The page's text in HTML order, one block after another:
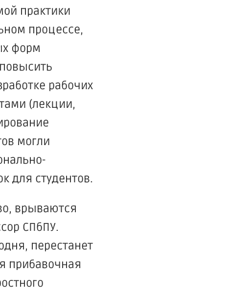
практики
процессе,
форм
рабочих
(лекции,
могли
для студентов.
врываются
СПбПУ.
перестанет
прибавочная